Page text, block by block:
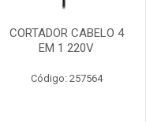
CORTADOR CABELO 4
EM 1 220V
Código: 257564